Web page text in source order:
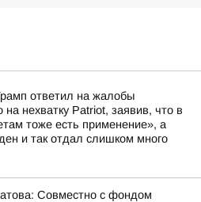
ответил на жалобы
на нехватку Patriot, заявив, что в
тоже есть применение», а
и так отдал слишком много
Совместно с фондом